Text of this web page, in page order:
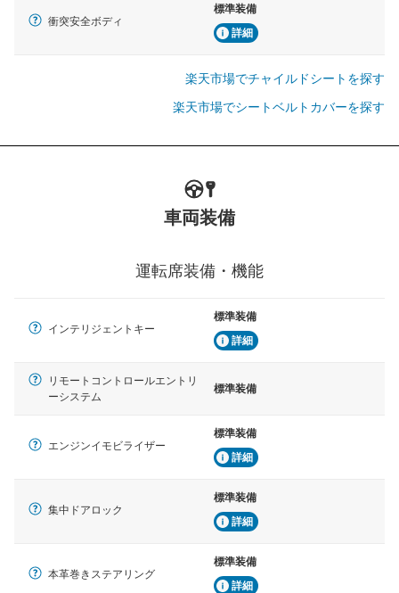
衝突安全ボディ
標準装備
詳細
楽天市場でチャイルドシートを探す
楽天市場でシートベルトカバーを探す
車両装備
運転席装備・機能
インテリジェントキー
標準装備
詳細
リモートコントロールエントリ
ーシステム
標準装備
エンジンイモビライザー
標準装備
詳細
集中ドアロック
標準装備
詳細
本革巻きステアリング
標準装備
詳細